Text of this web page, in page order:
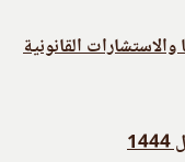
القانونية